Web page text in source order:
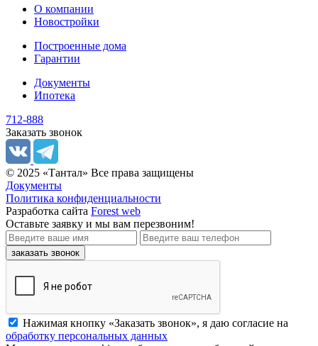
О компании
Новостройки
Построенные дома
Гарантии
Документы
Ипотека
712-888
Заказать звонок
© 2025 «Тантал» Все права защищены
Документы
Политика конфиденциальности
Разработка сайта Forest web
Оставьте заявку и мы вам перезвоним!
заказать звонок
Нажимая кнопку «Заказать звонок», я даю согласие на
обработку персональных данных